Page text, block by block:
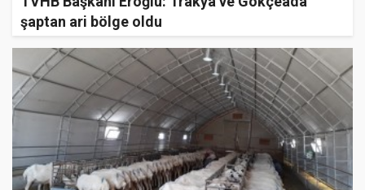
şaptan ari bölge oldu